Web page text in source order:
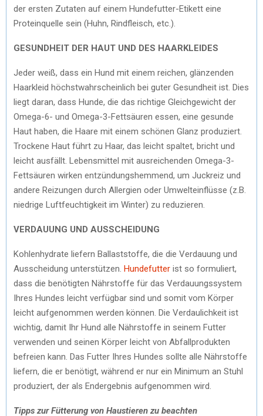
der ersten Zutaten auf einem Hundefutter-Etikett eine
Proteinquelle sein (Huhn, Rindfleisch, etc.).
GESUNDHEIT DER HAUT UND DES HAARKLEIDES
Jeder weiß, dass ein Hund mit einem reichen, glänzenden
Haarkleid höchstwahrscheinlich bei guter Gesundheit ist. Dies
liegt daran, dass Hunde, die das richtige Gleichgewicht der
Omega-6- und Omega-3-Fettsäuren essen, eine gesunde
Haut haben, die Haare mit einem schönen Glanz produziert.
Trockene Haut führt zu Haar, das leicht spaltet, bricht und
leicht ausfällt. Lebensmittel mit ausreichenden Omega-3-
Fettsäuren wirken entzündungshemmend, um Juckreiz und
andere Reizungen durch Allergien oder Umwelteinflüsse (z.B.
niedrige Luftfeuchtigkeit im Winter) zu reduzieren.
VERDAUUNG UND AUSSCHEIDUNG
Kohlenhydrate liefern Ballaststoffe, die die Verdauung und
Ausscheidung unterstützen. Hundefutter ist so formuliert,
dass die benötigten Nährstoffe für das Verdauungssystem
Ihres Hundes leicht verfügbar sind und somit vom Körper
leicht aufgenommen werden können. Die Verdaulichkeit ist
wichtig, damit Ihr Hund alle Nährstoffe in seinem Futter
verwenden und seinen Körper leicht von Abfallprodukten
befreien kann. Das Futter Ihres Hundes sollte alle Nährstoffe
liefern, die er benötigt, während er nur ein Minimum an Stuhl
produziert, der als Endergebnis aufgenommen wird.
Tipps zur Fütterung von Haustieren zu beachten